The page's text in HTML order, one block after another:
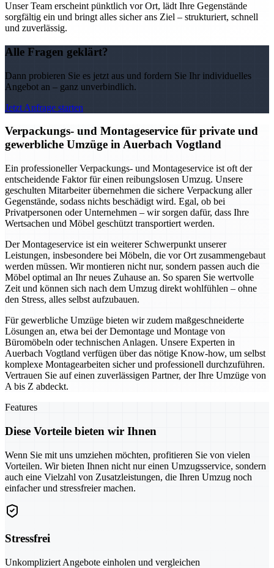
Unser Team erscheint pünktlich vor Ort, lädt Ihre Gegenstände
sorgfältig ein und bringt alles sicher ans Ziel – strukturiert, schnell
und zuverlässig.
Alle Fragen geklärt?
Dann probieren Sie es jetzt aus und fordern Sie Ihr individuelles
Angebot an – ganz unverbindlich.
Jetzt Anfrage starten
Verpackungs- und Montageservice für private und
gewerbliche Umzüge in Auerbach Vogtland
Ein professioneller Verpackungs- und Montageservice ist oft der
entscheidende Faktor für einen reibungslosen Umzug. Unsere
geschulten Mitarbeiter übernehmen die sichere Verpackung aller
Gegenstände, sodass nichts beschädigt wird. Egal, ob bei
Privatpersonen oder Unternehmen – wir sorgen dafür, dass Ihre
Wertsachen und Möbel geschützt transportiert werden.
Der Montageservice ist ein weiterer Schwerpunkt unserer
Leistungen, insbesondere bei Möbeln, die vor Ort zusammengebaut
werden müssen. Wir montieren nicht nur, sondern passen auch die
Möbel optimal an Ihr neues Zuhause an. So sparen Sie wertvolle
Zeit und können sich nach dem Umzug direkt wohlfühlen – ohne
den Stress, alles selbst aufzubauen.
Für gewerbliche Umzüge bieten wir zudem maßgeschneiderte
Lösungen an, etwa bei der Demontage und Montage von
Büromöbeln oder technischen Anlagen. Unsere Experten in
Auerbach Vogtland verfügen über das nötige Know-how, um selbst
komplexe Montagearbeiten sicher und professionell durchzuführen.
Vertrauen Sie auf einen zuverlässigen Partner, der Ihre Umzüge von
A bis Z abdeckt.
Features
Diese Vorteile bieten wir Ihnen
Wenn Sie mit uns umziehen möchten, profitieren Sie von vielen
Vorteilen. Wir bieten Ihnen nicht nur einen Umzugsservice, sondern
auch eine Vielzahl von Zusatzleistungen, die Ihren Umzug noch
einfacher und stressfreier machen.
Stressfrei
Unkompliziert Angebote einholen und vergleichen